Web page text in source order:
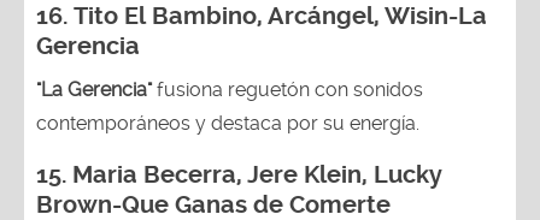
16. Tito El Bambino, Arcángel, Wisin-La
Gerencia
"La Gerencia"fusiona reguetón con sonidos
contemporáneos y destaca por su energía.
15. Maria Becerra, Jere Klein, Lucky
Brown-Que Ganas de Comerte